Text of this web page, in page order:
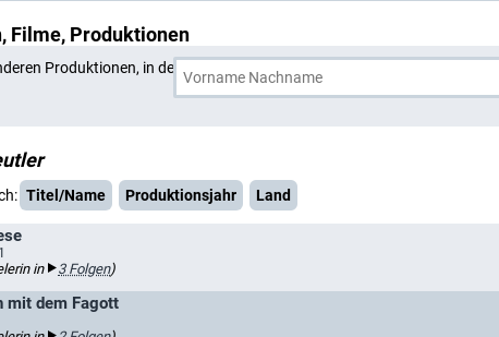
Filme, Produktionen
Produktionen, in denen Nicole Beutler
Titel/Name Produktionsjahr Land
in 3 Folgen)
mit dem Fagott